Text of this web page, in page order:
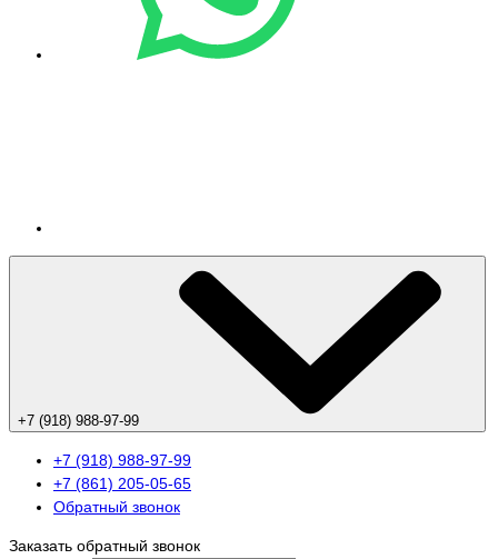
+7 (918) 988-97-99
+7 (918) 988-97-99
+7 (861) 205-05-65
Обратный звонок
Заказать обратный звонок